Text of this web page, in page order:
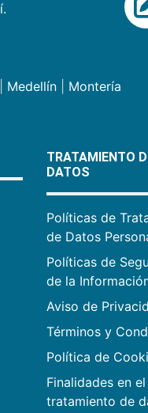
Medellín| Montería
TRATAMIENTO
DATOS
Políticas de
de Datos
Políticas de
de la
Aviso de
Términos y
Política de
Finalidades en el
tratamiento de